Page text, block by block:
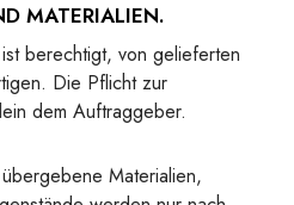
MATERIALIEN.
berechtigt, von gelieferten
Die Pflicht zur
dem Auftraggeber.
Materialien,